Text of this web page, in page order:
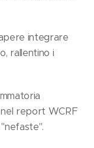
integrare
rallentino i
nel report WCRF